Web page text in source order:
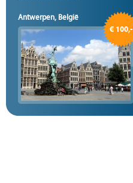
Antwerpen, België
€ 100,-